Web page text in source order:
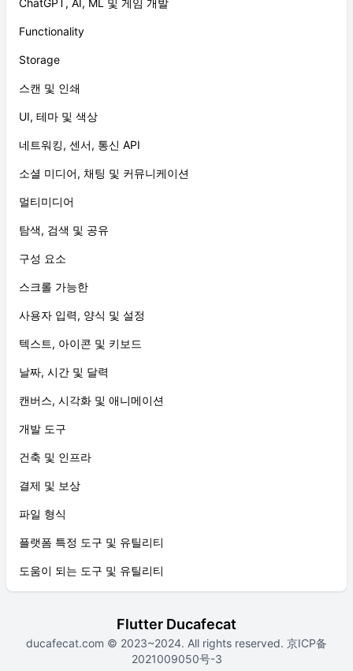
ChatGPT, AI, ML 및 게임 개발
Functionality
Storage
스캔 및 인쇄
UI, 테마 및 색상
네트워킹, 센서, 통신 API
소셜 미디어, 채팅 및 커뮤니케이션
멀티미디어
탐색, 검색 및 공유
구성 요소
스크롤 가능한
사용자 입력, 양식 및 설정
텍스트, 아이콘 및 키보드
날짜, 시간 및 달력
캔버스, 시각화 및 애니메이션
개발 도구
건축 및 인프라
결제 및 보상
파일 형식
플랫폼 특정 도구 및 유틸리티
도움이 되는 도구 및 유틸리티
Flutter Ducafecat
ducafecat.com © 2023~2024. All rights reserved. 京ICP备
2021009050号-3